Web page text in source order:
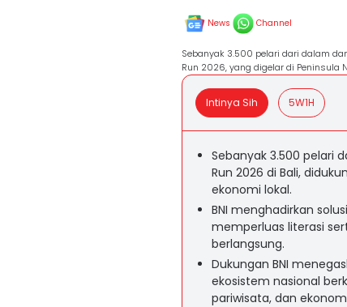
News Channel
Sebanyak 3.500 pelari dari dalam
Run 2026, yang digelar di Peninsula
Intinya Sih 5W1H
Sebanyak 3.500 pelari
Run 2026 di Bali,
ekonomi lokal.
BNI menghadirkan
memperluas literasi
berlangsung.
Dukungan BNI
ekosistem nasional
pariwisata, dan